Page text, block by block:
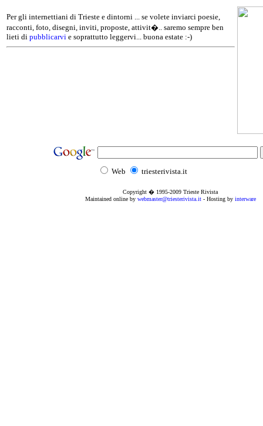
Per gli internettiani di Trieste e dintorni ... se volete inviarci poesie,
racconti, foto, disegni, inviti, proposte, attivit�.. saremo sempre ben
lieti di pubblicarvi e soprattutto leggervi... buona estate :-)
Web triesterivista.it
Copyright � 1995-2009 Trieste Rivista
Maintained online by webmaster@triesterivista.it- Hosting by interware